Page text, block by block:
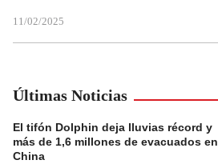
11/02/2025
Últimas Noticias
El tifón Dolphin deja lluvias récord y
más de 1,6 millones de evacuados en
China